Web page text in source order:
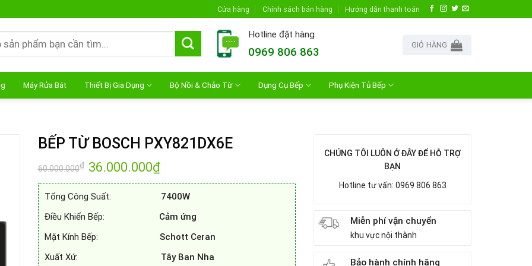
Cửa hàng Chính sách bán hàng Hướng dẫn thanh toán
Hotline đặt hàng
0969 806 863
GIỎ HÀNG
Máy Rửa Bát Thiết Bị Gia Dụng Bộ Nồi & Chảo Từ Dụng Cụ Bếp Phụ Kiện Tủ Bếp
BẾP TỪ BOSCH PXY821DX6E
60.000.000₫ Giá
gốc
là:
36.000.000₫Giá
hiện
tại
36.000.000₫.
Tổng Công Suất:
7400W
Điều Khiển Bếp:
Cảm ứng
Mặt Kính Bếp:
Schott Ceran
Xuất Xứ: Tây Ban Nha
CHÚNG TÔI LUÔN Ở ĐÂY ĐỂ HỖ TRỢ
BẠN
Hotline tư vấn: 0969 806 863
Miễn phí vận chuyển
khu vực nội thành
Bảo hành chính hãng